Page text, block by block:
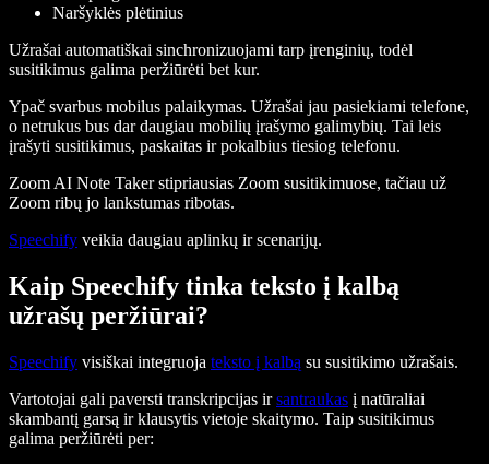
Naršyklės plėtinius
Užrašai automatiškai sinchronizuojami tarp įrenginių, todėl
susitikimus galima peržiūrėti bet kur.
Ypač svarbus mobilus palaikymas. Užrašai jau pasiekiami telefone,
o netrukus bus dar daugiau mobilių įrašymo galimybių. Tai leis
įrašyti susitikimus, paskaitas ir pokalbius tiesiog telefonu.
Zoom AI Note Taker stipriausias Zoom susitikimuose, tačiau už
Zoom ribų jo lankstumas ribotas.
Speechify veikia daugiau aplinkų ir scenarijų.
Kaip Speechify tinka teksto į kalbą
užrašų peržiūrai?
Speechify visiškai integruoja teksto į kalbą su susitikimo užrašais.
Vartotojai gali paversti transkripcijas irsantraukas į natūraliai
skambantį garsą ir klausytis vietoje skaitymo. Taip susitikimus
galima peržiūrėti per: